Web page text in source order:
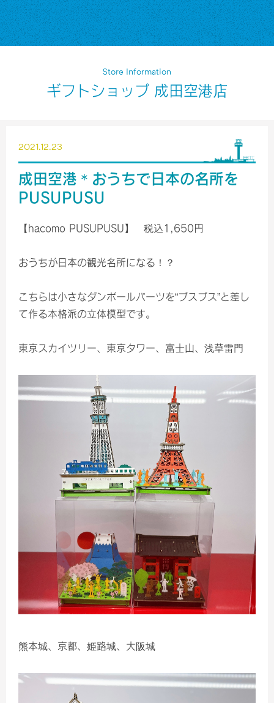
Store Information
ギフトショップ 成田空港店
2021.12.23
成田空港＊おうちで日本の名所を
PUSUPUSU
【hacomo PUSUPUSU】 税込1,650円
おうちが日本の観光名所になる！？
こちらは小さなダンボールパーツを“プスプス”と差し
て作る本格派の立体模型です。
東京スカイツリー、東京タワー、富士山、浅草雷門
熊本城、京都、姫路城、大阪城